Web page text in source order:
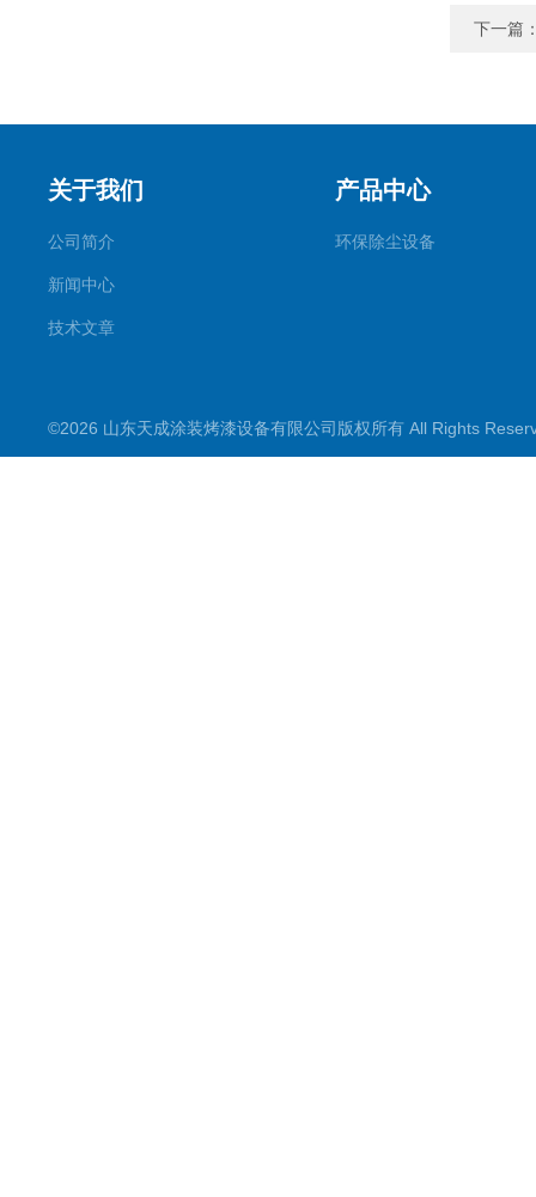
下一篇
关于我们
公司简介
新闻中心
技术文章
产品中心
环保除尘设备
©2026 山东天成涂装烤漆设备有限公司版权所有 All Rights